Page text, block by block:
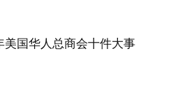
美国华人总商会十件大事